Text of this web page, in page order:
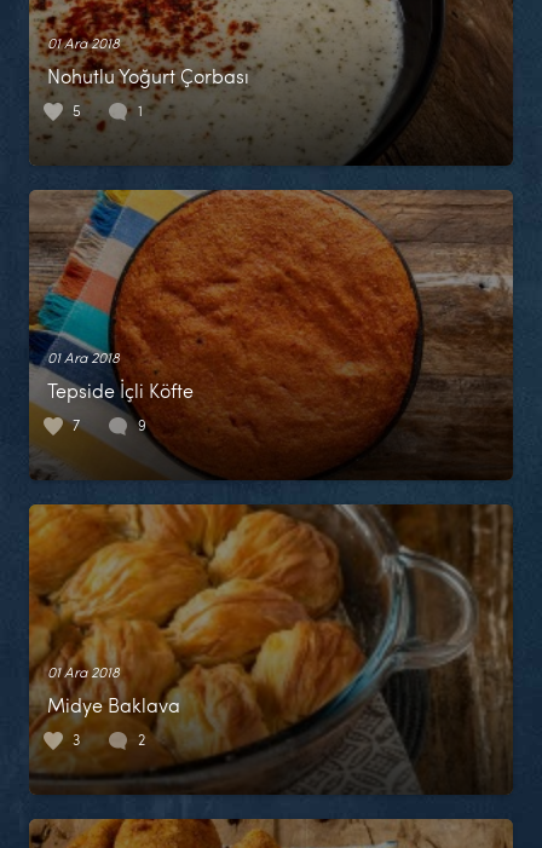
01 Ara 2018
Nohutlu Yoğurt Çorbası
5 1
01 Ara 2018
Tepside İçli Köfte
7 9
01 Ara 2018
Midye Baklava
3 2